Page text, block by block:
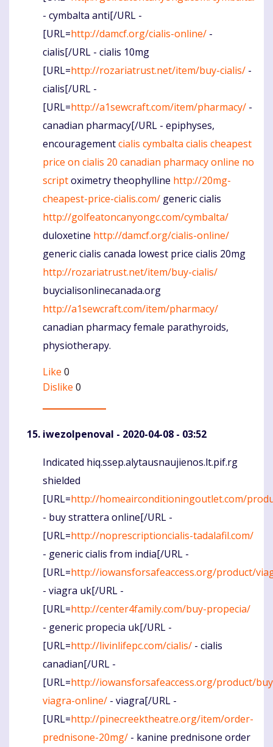
- cymbalta anti[/URL -
[URL=http://damcf.org/cialis-online/ -
cialis[/URL - cialis 10mg
[URL=http://rozariatrust.net/item/buy-cialis/ -
cialis[/URL -
[URL=http://a1sewcraft.com/item/pharmacy/ -
canadian pharmacy[/URL - epiphyses,
encouragementcialis cymbalta cialis cheapest
price on cialis 20 canadian pharmacy online no
scriptoximetry theophylline http://20mg-
cheapest-price-cialis.com/ generic cialis
http://golfeatoncanyongc.com/cymbalta/
duloxetine http://damcf.org/cialis-online/
generic cialis canada lowest price cialis 20mg
http://rozariatrust.net/item/buy-cialis/
buycialisonlinecanada.org
http://a1sewcraft.com/item/pharmacy/
canadian pharmacy female parathyroids,
physiotherapy.
Like 0
Dislike 0
iwezolpenoval - 2020-04-08 - 03:52
Komentaras
Indicated hiq.ssep.alytausnaujienos.lt.pif.rg
shielded
[URL=http://homeairconditioningoutlet.com/
- buy strattera online[/URL -
[URL=http://noprescriptioncialis-tadalafil.com/
- generic cialis from india[/URL -
[URL=http://iowansforsafeaccess.org/product/
- viagra uk[/URL -
[URL=http://center4family.com/buy-propecia/
- generic propecia uk[/URL -
[URL=http://livinlifepc.com/cialis/ - cialis
canadian[/URL -
[URL=http://iowansforsafeaccess.org/product/
viagra-online/ - viagra[/URL -
[URL=http://pinecreektheatre.org/item/order-
prednisone-20mg/ - kanine prednisone order